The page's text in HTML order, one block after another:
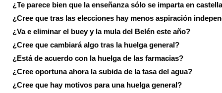
¿Te parece bien que la enseñanza sólo se imparta en
¿Cree que tras las elecciones hay menos aspiración
¿Va e eliminar el buey y la mula del Belén este año?
¿Cree que cambiará algo tras la huelga general?
¿Está de acuerdo con la huelga de las farmacias?
¿Cree oportuna ahora la subida de la tasa del agua?
¿Cree que hay motivos para una huelga general?